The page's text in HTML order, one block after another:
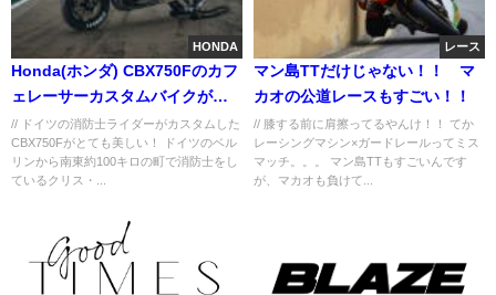
HONDA
Honda(ホンダ) CBX750Fのカフ
ェレーサーカスタムバイクが素
敵！
// ドイツの消防士ライダーがカスタムした
CBX750Fがとても美しい！ ドイツのベル
リンから南東約100キロの町で消防士をし
ているクリス・...
レース
マン島TTだけじゃない！！ マ
カオの公道レースもすごい！！
// 膝する前に肩擦ってるやんけ！！ てか
レーシングマシン×ガードレールってミス
マッチ。。。 マン島TTもすごいんです
が、マカオも負けて...